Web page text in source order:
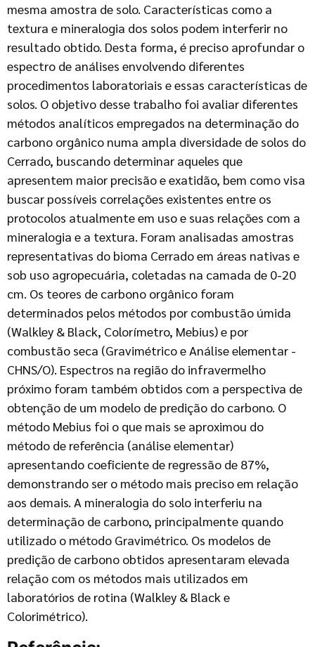
mesma amostra de solo. Características como a
textura e mineralogia dos solos podem interferir no
resultado obtido. Desta forma, é preciso aprofundar o
espectro de análises envolvendo diferentes
procedimentos laboratoriais e essas características de
solos. O objetivo desse trabalho foi avaliar diferentes
métodos analíticos empregados na determinação do
carbono orgânico numa ampla diversidade de solos do
Cerrado, buscando determinar aqueles que
apresentem maior precisão e exatidão, bem como visa
buscar possíveis correlações existentes entre os
protocolos atualmente em uso e suas relações com a
mineralogia e a textura. Foram analisadas amostras
representativas do bioma Cerrado em áreas nativas e
sob uso agropecuária, coletadas na camada de 0-20
cm. Os teores de carbono orgânico foram
determinados pelos métodos por combustão úmida
(Walkley & Black, Colorímetro, Mebius) e por
combustão seca (Gravimétrico e Análise elementar -
CHNS/O). Espectros na região do infravermelho
próximo foram também obtidos com a perspectiva de
obtenção de um modelo de predição do carbono. O
método Mebius foi o que mais se aproximou do
método de referência (análise elementar)
apresentando coeficiente de regressão de 87%,
demonstrando ser o método mais preciso em relação
aos demais. A mineralogia do solo interferiu na
determinação de carbono, principalmente quando
utilizado o método Gravimétrico. Os modelos de
predição de carbono obtidos apresentaram elevada
relação com os métodos mais utilizados em
laboratórios de rotina (Walkley & Black e
Colorimétrico).